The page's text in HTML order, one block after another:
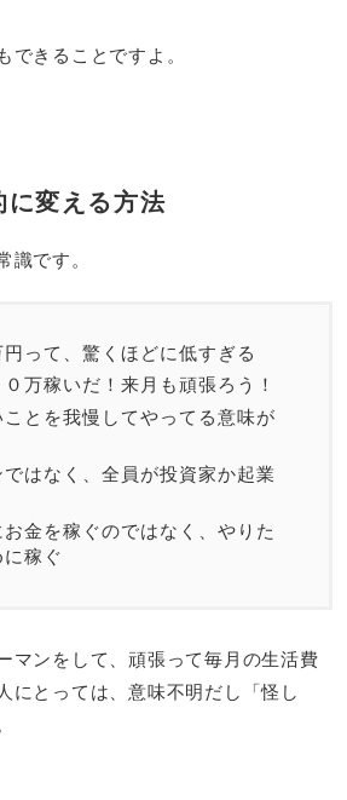
できることですよ。
に変える方法
識です。
円って、驚くほどに低すぎる
万稼いだ！来月も頑張ろう！
とを我慢してやってる意味が
はなく、全員が投資家か起業
金を稼ぐのではなく、やりた
稼ぐ
マンをして、頑張って毎月の生活費
にとっては、意味不明だし「怪し